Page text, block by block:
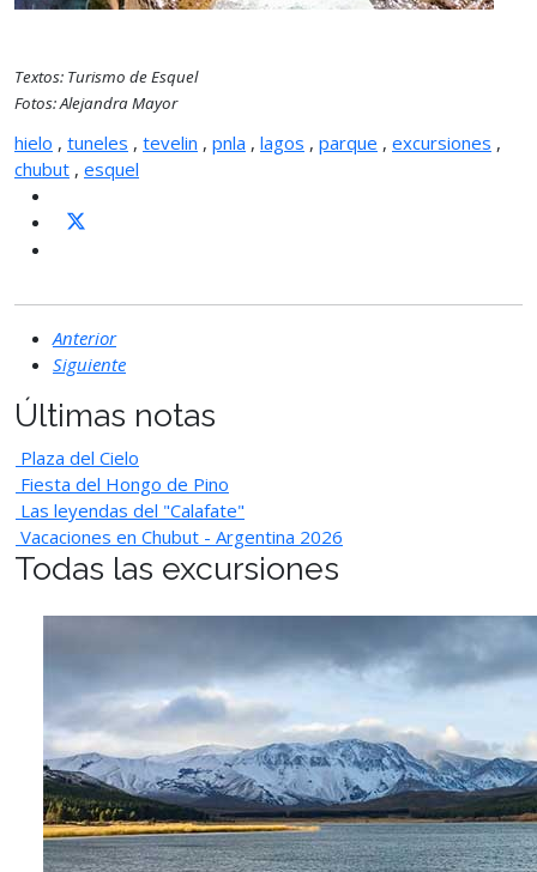
Textos: Turismo de Esquel
Fotos: Alejandra Mayor
hielo , tuneles , tevelin , pnla , lagos , parque , excursiones ,
chubut , esquel
Anterior
Siguiente
Últimas notas
Plaza del Cielo
Fiesta del Hongo de Pino
Las leyendas del "Calafate"
Vacaciones en Chubut - Argentina 2026
Todas las excursiones